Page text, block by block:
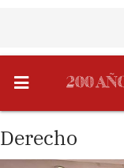
Derecho